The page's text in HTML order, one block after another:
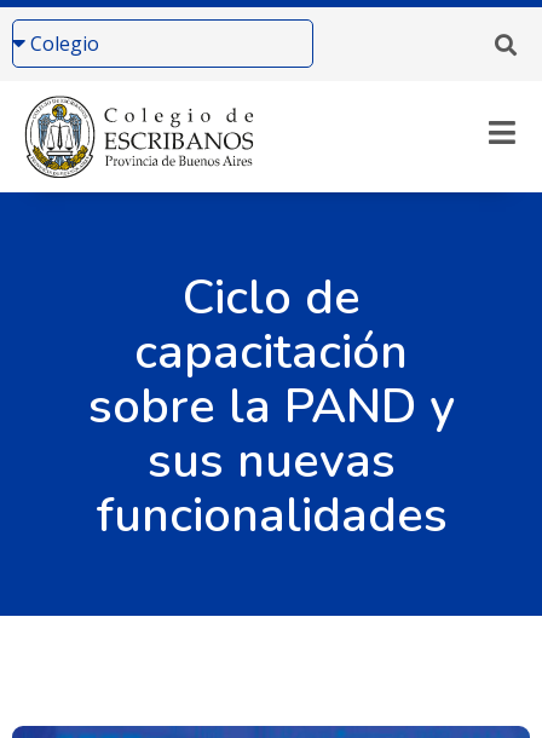
Ciclo de
capacitación
sobre la PAND y
sus nuevas
funcionalidades